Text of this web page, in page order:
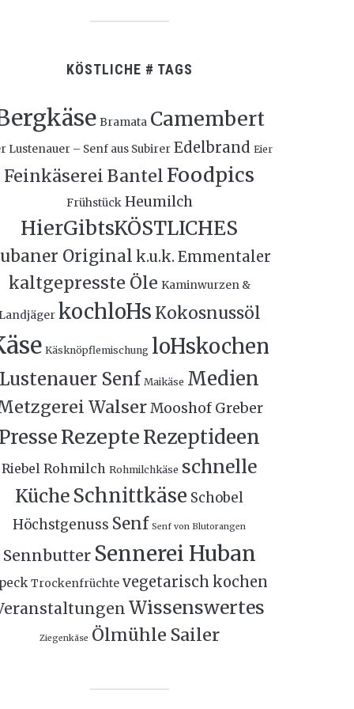
KÖSTLICHE # TAGS
Bramata Camembert
Lustenauer – Senf aus Subirer Edelbrand Eier
Feinkäserei BantelFoodpics
Frühstück Heumilch
HierGibtsKÖSTLICHES
Original k.u.k. Emmentaler
kaltgepresste Öle Kaminwurzen &
kochloHs Kokosnussöl
Käsknöpflemischung loHskochen
Lustenauer Senf Maikäse Medien
Walser Mooshof Greber
RezepteRezeptideen
Riebel Rohmilch Rohmilchkäse schnelle
Küche Schnittkäse Schobel
Höchstgenuss Senf Senf von Blutorangen
Sennbutter Sennerei Huban
Trockenfrüchte vegetarisch kochen
Wissenswertes
Ziegenkäse Ölmühle Sailer